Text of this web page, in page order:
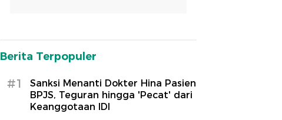
Berita Terpopuler
#1
Sanksi Menanti Dokter Hina Pasien
BPJS, Teguran hingga 'Pecat' dari
Keanggotaan IDI